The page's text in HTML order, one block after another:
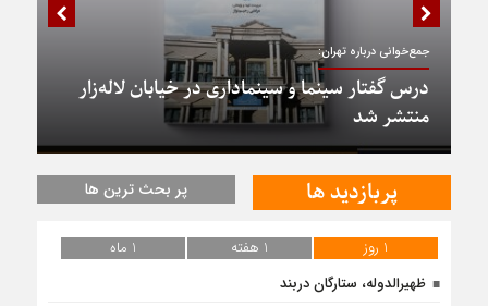
جمع‌خوانی درباره تهران:
درس گفتار سینما و سینماداری در خیابان لاله‌زار
منتشر شد
پربازدید ها پر بحث ترین ها
1 روز 1 هفته
1 ماه
ظهیرالدوله، ستارگان دربند